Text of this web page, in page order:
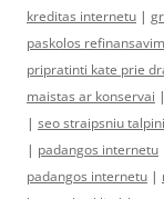
kreditas internetu |
paskolos
pripratinti kate prie
maistas ar konservai |
| seo straipsniu
| padangos internetu
padangos internetu |